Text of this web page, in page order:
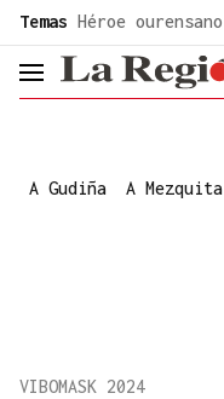
common.go-to-content
Temas Héroe ourensano
header.menu.open
A Gudiña A Mezquita
VIBOMASK 2024